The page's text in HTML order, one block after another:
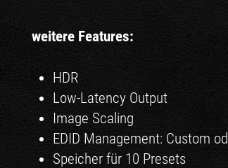
weitere Features:
HDR
Low-Latency Output
Image Scaling
EDID Management: Custom
Speicher für 10 Presets